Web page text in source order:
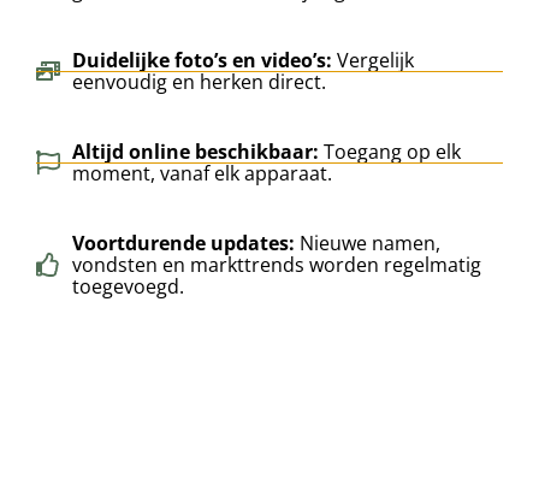
Duidelijke foto’s en video’s: Vergelijk
eenvoudig en herken direct.
Altijd online beschikbaar: Toegang op elk
moment, vanaf elk apparaat.
Voortdurende updates: Nieuwe namen,
vondsten en markttrends worden regelmatig
toegevoegd.